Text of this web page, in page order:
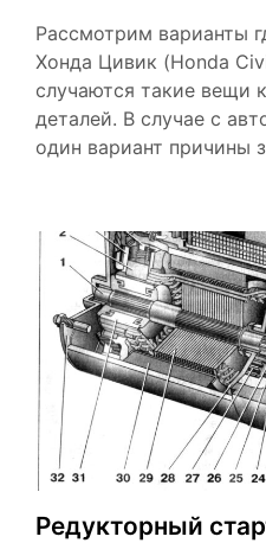
Рассмотрим варианты
Хонда Цивик (Honda
случаются такие вещи
деталей. В случае с
один вариант причины
Редукторный